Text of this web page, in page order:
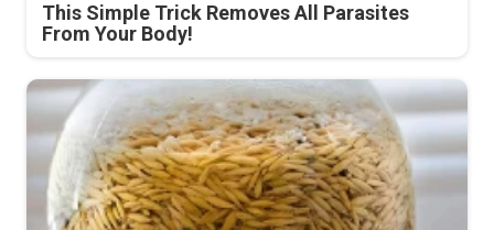
This Simple Trick Removes All Parasites
From Your Body!